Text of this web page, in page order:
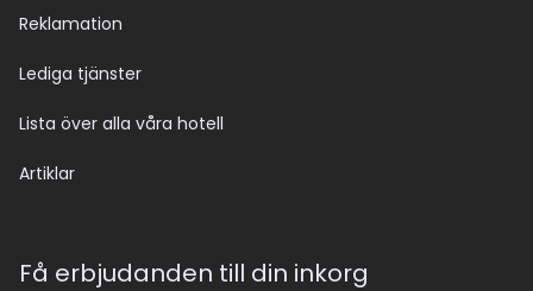
Reklamation
Lediga tjänster
Lista över alla våra hotell
Artiklar
Få erbjudanden till din inkorg